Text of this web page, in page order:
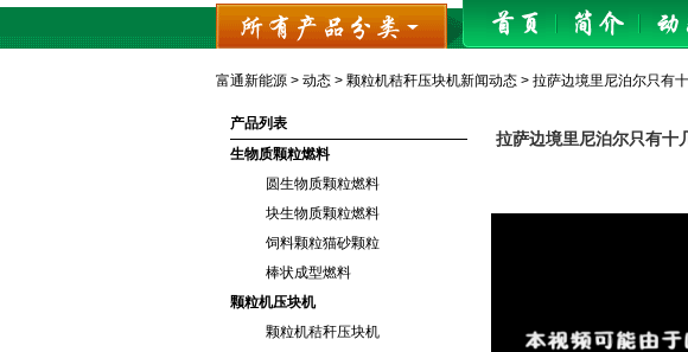
富通新能源 > 动态 > 颗粒机秸秆压块机新闻动态 > 拉萨边境里尼泊尔只有
拉萨边境里尼泊尔只有十
产品列表
生物质颗粒燃料
圆生物质颗粒燃料
块生物质颗粒燃料
饲料颗粒猫砂颗粒
棒状成型燃料
颗粒机压块机
颗粒机秸秆压块机